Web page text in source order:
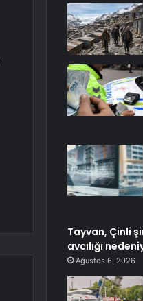
Tayvan, Çinli
avcılığı
Ağustos 6, 2026